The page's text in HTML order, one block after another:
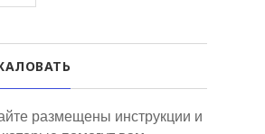
размещены инструкции и